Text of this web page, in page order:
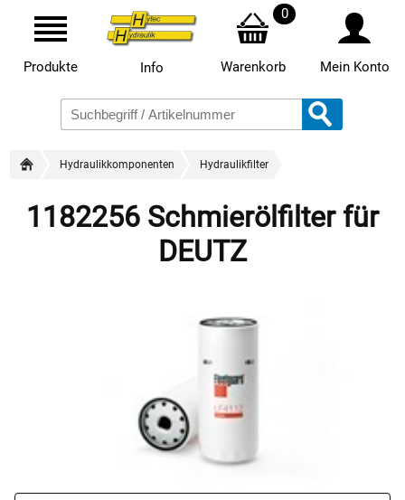
Produkte Info
0
Warenkorb Mein Konto
Hydraulikkomponenten Hydraulikfilter
1182256 Schmierölfilter für
DEUTZ